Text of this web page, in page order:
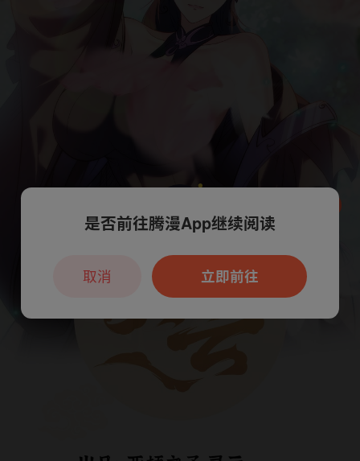
本章节仅支持App阅读，可打开App新用
户7天免费看
是否前往腾漫App继续阅读
立即前往
取消